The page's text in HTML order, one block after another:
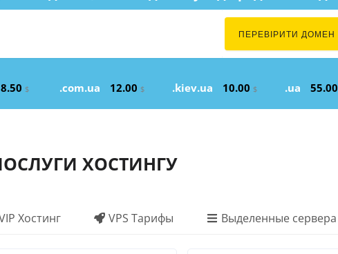
ПЕРЕВІРИТИ ДОМЕН
$ .com.ua 12.00 $ .kiev.ua 10.00 $ .ua 55.00
ХОСТИНГУ
Хостинг VPS Тарифы Выделенные сервера